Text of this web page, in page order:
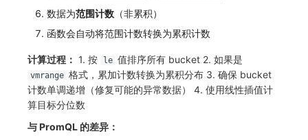
数据为范围计数（非累积）
函数会自动将范围计数转换为累积计数
计算过程： 1. 按 le 值排序所有 bucket 2. 如果是
vmrange 格式，累加计数转换为累积分布 3. 确保 bucket
计数单调递增（修复可能的异常数据） 4. 使用线性插值计
算目标分位数
与 PromQL 的差异：